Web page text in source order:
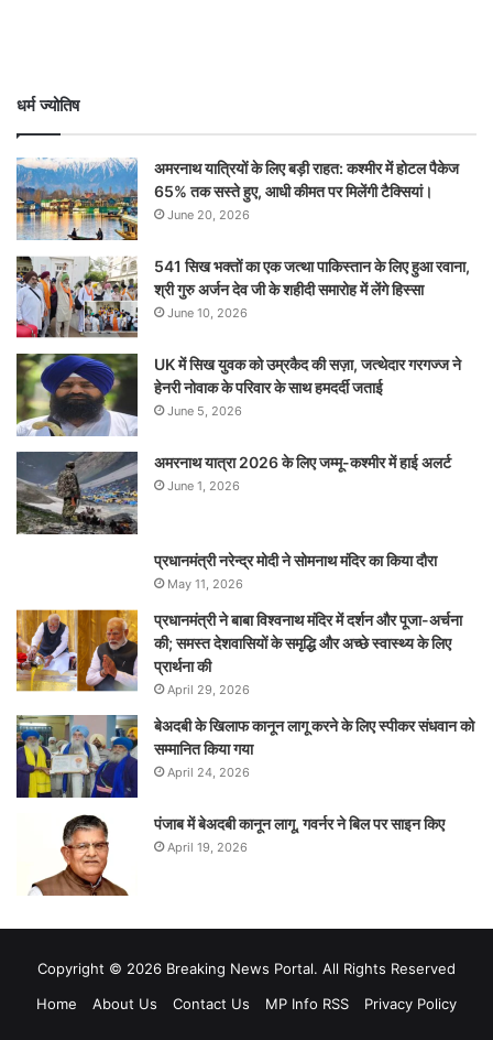
धर्म ज्योतिष
अमरनाथ यात्रियों के लिए बड़ी राहत: कश्मीर में होटल पैकेज
65% तक सस्ते हुए, आधी कीमत पर मिलेंगी टैक्सियां।
June 20, 2026
541 सिख भक्तों का एक जत्था पाकिस्तान के लिए हुआ रवाना,
श्री गुरु अर्जन देव जी के शहीदी समारोह में लेंगे हिस्सा
June 10, 2026
UK में सिख युवक को उम्रकैद की सज़ा, जत्थेदार गरगज्ज ने
हेनरी नोवाक के परिवार के साथ हमदर्दी जताई
June 5, 2026
अमरनाथ यात्रा 2026 के लिए जम्मू-कश्मीर में हाई अलर्ट
June 1, 2026
प्रधानमंत्री नरेन्‍द्र मोदी ने सोमनाथ मंदिर का किया दौरा
May 11, 2026
प्रधानमंत्री ने बाबा विश्वनाथ मंदिर में दर्शन और पूजा-अर्चना
की; समस्‍त देशवासियों के समृद्धि और अच्छे स्वास्थ्य के लिए
प्रार्थना की
April 29, 2026
बेअदबी के खिलाफ कानून लागू करने के लिए स्पीकर संधवान को
सम्मानित किया गया
April 24, 2026
पंजाब में बेअदबी कानून लागू, गवर्नर ने बिल पर साइन किए
April 19, 2026
Copyright © 2026 Breaking News Portal. All Rights Reserved
Home
About Us Contact Us MP Info RSS Privacy Policy